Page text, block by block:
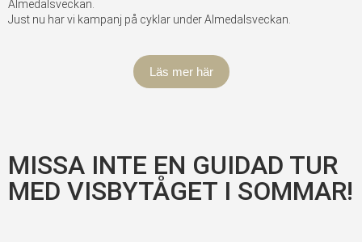
Almedalsveckan.
Just nu har vi kampanj på cyklar under Almedalsveckan.
Läs mer här
MISSA INTE EN GUIDAD TUR
MED VISBYTÅGET I SOMMAR!